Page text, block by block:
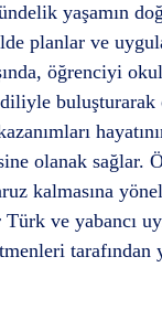
yaşamın
planlar ve
öğrenciyi
buluşturarak
olanak sağlar.
kalmasına
Türk ve yabancı
tarafından